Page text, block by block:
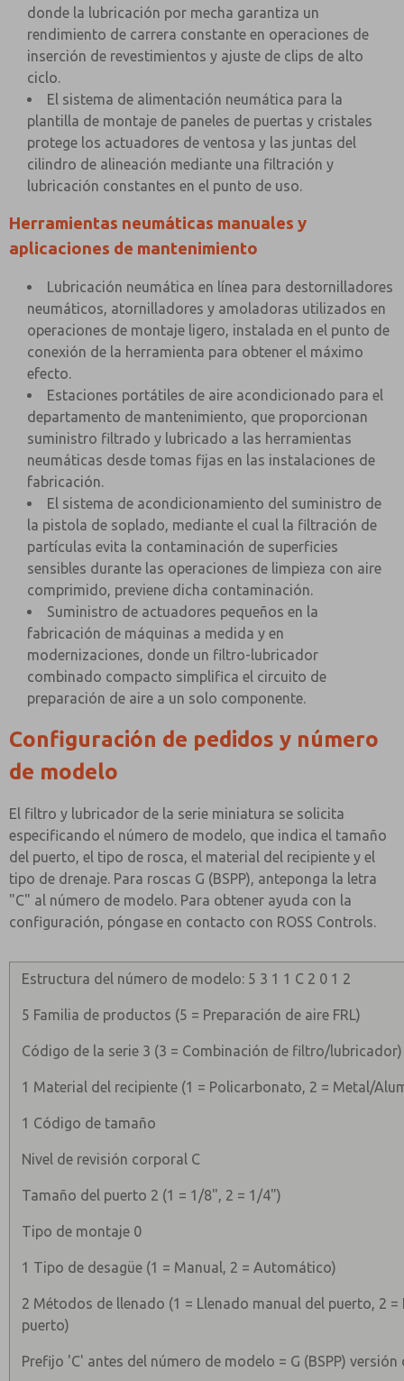
donde la lubricación por mecha garantiza un
rendimiento de carrera constante en operaciones de
inserción de revestimientos y ajuste de clips de alto
ciclo.
El sistema de alimentación neumática para la
plantilla de montaje de paneles de puertas y cristales
protege los actuadores de ventosa y las juntas del
cilindro de alineación mediante una filtración y
lubricación constantes en el punto de uso.
Herramientas neumáticas manuales y
aplicaciones de mantenimiento
Lubricación neumática en línea para destornilladores
neumáticos, atornilladores y amoladoras utilizados en
operaciones de montaje ligero, instalada en el punto de
conexión de la herramienta para obtener el máximo
efecto.
Estaciones portátiles de aire acondicionado para el
departamento de mantenimiento, que proporcionan
suministro filtrado y lubricado a las herramientas
neumáticas desde tomas fijas en las instalaciones de
fabricación.
El sistema de acondicionamiento del suministro de
la pistola de soplado, mediante el cual la filtración de
partículas evita la contaminación de superficies
sensibles durante las operaciones de limpieza con aire
comprimido, previene dicha contaminación.
Suministro de actuadores pequeños en la
fabricación de máquinas a medida y en
modernizaciones, donde un filtro-lubricador
combinado compacto simplifica el circuito de
preparación de aire a un solo componente.
Configuración de pedidos y número
de modelo
El filtro y lubricador de la serie miniatura se solicita
especificando el número de modelo, que indica el tamaño
del puerto, el tipo de rosca, el material del recipiente y el
tipo de drenaje. Para roscas G (BSPP), anteponga la letra
"C" al número de modelo. Para obtener ayuda con la
configuración, póngase en contacto con ROSS Controls.
Estructura del número de modelo: 5 3 1 1 C 2 0 1 2
5 Familia de productos (5 = Preparación de aire FRL)
Código de la serie 3 (3 = Combinación de filtro/lubricador)
1 Material del recipiente (1 = Policarbonato, 2 = Metal/
1 Código de tamaño
Nivel de revisión corporal C
Tamaño del puerto 2 (1 = 1/8", 2 = 1/4")
Tipo de montaje 0
1 Tipo de desagüe (1 = Manual, 2 = Automático)
2 Métodos de llenado (1 = Llenado manual del puerto, 2
puerto)
Prefijo 'C' antes del número de modelo = G (BSPP) versión